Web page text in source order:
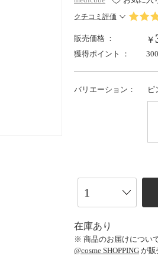
クチコミ評価
販売価格 ： ￥
獲得ポイント ：
バリエーション： ピ
在庫あり
※ 商品のお届けについ
@cosme SHOPPING が販